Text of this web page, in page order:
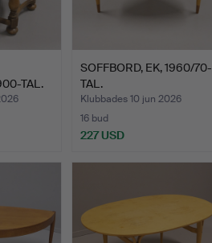
TAL.
SOFFBORD, EK, 1960/70-
TAL.
Klubbades 10 jun 2026
16 bud
227 USD